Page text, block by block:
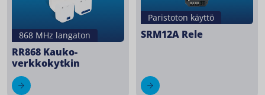
868 MHz langaton
RR868 Kauko-
verkkokytkin
Paristoton käyttö
SRM12A Rele